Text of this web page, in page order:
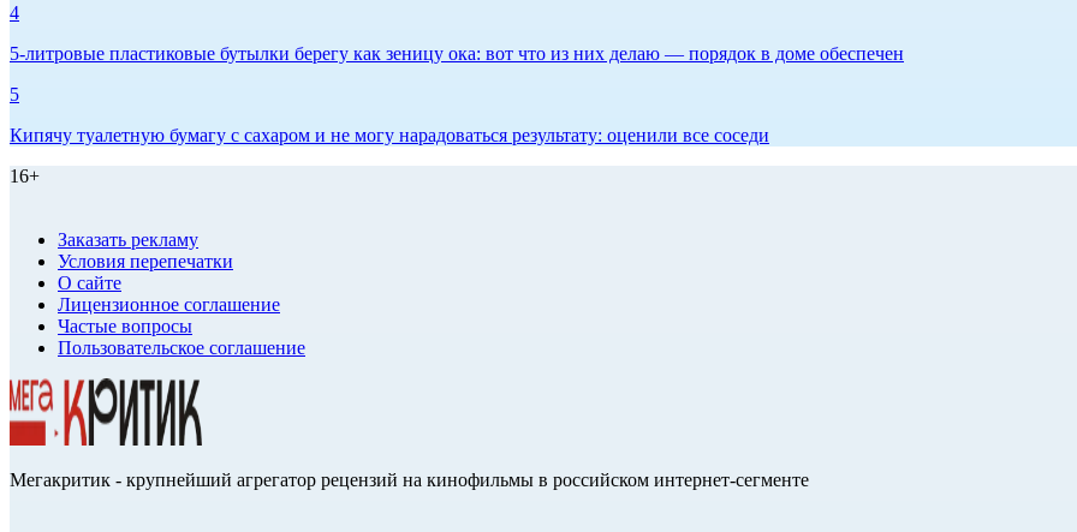
4
5-литровые пластиковые бутылки берегу как зеницу ока: вот что из них делаю — порядок в доме обеспечен
5
Кипячу туалетную бумагу с сахаром и не могу нарадоваться результату: оценили все соседи
16+
Заказать рекламу
Условия перепечатки
О сайте
Лицензионное соглашение
Частые вопросы
Пользовательское соглашение
Мегакритик - крупнейший агрегатор рецензий на кинофильмы в российском интернет-сегменте